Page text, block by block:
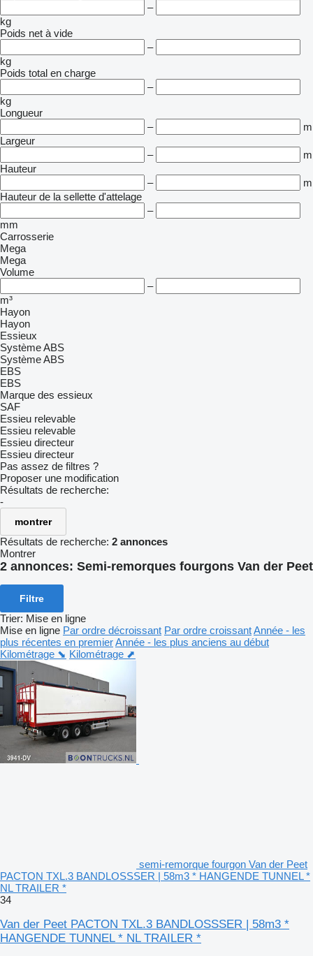
–
kg
Poids net à vide
–
kg
Poids total en charge
–
kg
Longueur
–
m
Largeur
–
m
Hauteur
–
m
Hauteur de la sellette d'attelage
–
mm
Carrosserie
Mega
Mega
Volume
–
m³
Hayon
Hayon
Essieux
Système ABS
Système ABS
EBS
EBS
Marque des essieux
SAF
Essieu relevable
Essieu relevable
Essieu directeur
Essieu directeur
Pas assez de filtres ?
Proposer une modification
Résultats de recherche:
-
montrer
Résultats de recherche: 2 annonces
Montrer
2 annonces: Semi-remorques fourgons Van der Peet
Filtre
Trier: Mise en ligne
Mise en ligne Par ordre décroissant Par ordre croissantAnnée - les
plus récentes en premierAnnée - les plus anciens au début
Kilométrage ⬊ Kilométrage ⬈
semi-remorque fourgon Van der Peet
PACTON TXL.3 BANDLOSSSER | 58m3 * HANGENDE TUNNEL *
NL TRAILER *
34
Van der Peet PACTON TXL.3 BANDLOSSSER | 58m3 *
HANGENDE TUNNEL * NL TRAILER *